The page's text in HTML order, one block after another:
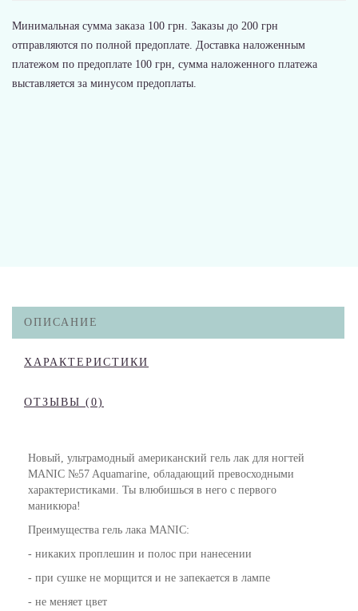
Минимальная сумма заказа 100 грн. Заказы до 200 грн
отправляются по полной предоплате. Доставка наложенным
платежом по предоплате 100 грн, сумма наложенного платежа
выставляется за минусом предоплаты.
ОПИСАНИЕ
ХАРАКТЕРИСТИКИ
ОТЗЫВЫ (0)
Новый, ультрамодный американский гель лак для ногтей
MANIC №57 Aquamarine, обладающий превосходными
характеристиками. Ты влюбишься в него с первого
маникюра!
Преимущества гель лака MANIC:
- никаких проплешин и полос при нанесении
- при сушке не морщится и не запекается в лампе
- не меняет цвет